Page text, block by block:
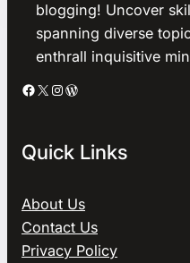
blogging! Uncover
spanning diverse
enthrall inquisitive
Facebook X Instagram WordPress
Quick Links
About Us
Contact Us
Privacy Policy